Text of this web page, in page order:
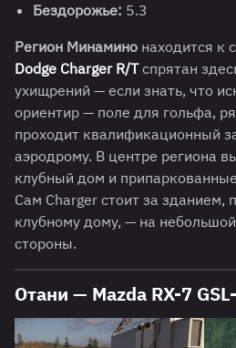
Бездорожье: 5.3
Регион Минамино находится к
Dodge Charger R/Tспрятан
ухищрений — если знать, что
ориентир — поле для гольфа,
проходит квалификационный
аэродрому. В центре региона
клубный дом и
Сам Charger стоит за
клубному дому, — на
стороны.
Отани — Mazda RX-7